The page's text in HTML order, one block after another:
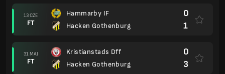
13 CZE
FT
Hammarby IF
Hacken Gothenburg
0
1
31 MAJ
FT
Kristianstads Dff
Hacken Gothenburg
0
3